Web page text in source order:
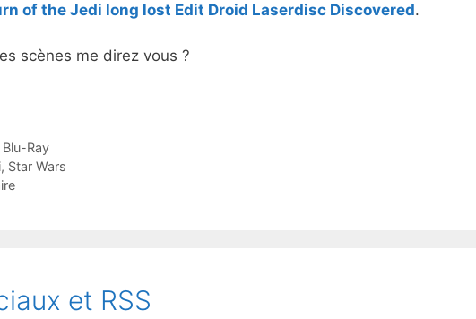
of the Jedi long lost Edit Droid Laserdisc Discovered.
scènes me direz vous ?
Ray
, Star Wars
et RSS